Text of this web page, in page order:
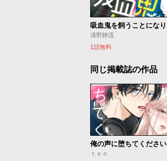
清野静流
1話無料
同じ掲載誌の作品
俺の声に堕ちてください
ｔｅｎ